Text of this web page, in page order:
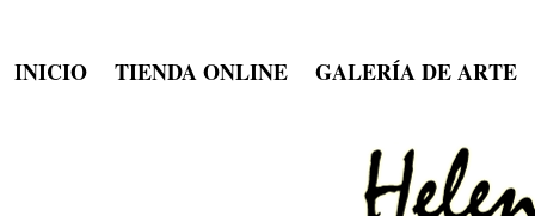
INICIO TIENDA ONLINE GALERÍA DE ARTE